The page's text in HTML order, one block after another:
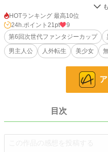
製氷工場で働くブラック社畜の俺は
ことか氷となって異世界転生してしま
ぽかぽか陽気で致命傷、それが俺。
俺は絶対に生き残って、この新しい
する。
アを助ける。母国を追放された王女
キルを持つものの、熱がこもる体質
俺の身体を食べさせ冷やしたらなん
リゼリア曰く、この世界は過去に起
ろで暮らしたいから目指していると
HOTランキング 最高10位
24h.ポイント 21pt
9
第6回次世代ファンタジーカップ
男主人公
人外転生 美少女
目次